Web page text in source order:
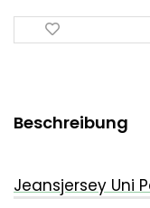
Beschreibung
Jeansjersey Uni